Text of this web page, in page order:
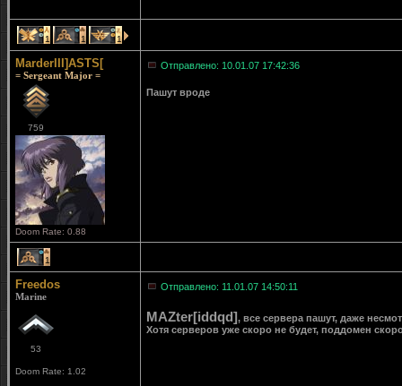
1 1 1
MarderIII]ASTS[
= Sergeant Major =
759
Doom Rate: 0.88
Отправлено: 10.01.07 17:42:36
Пашут вроде
1
Freedos
Marine
53
Doom Rate: 1.02
Отправлено: 11.01.07 14:50:11
MAZter[iddqd], все сервера пашут, даже
Хотя серверов уже скоро не будет, поддомен